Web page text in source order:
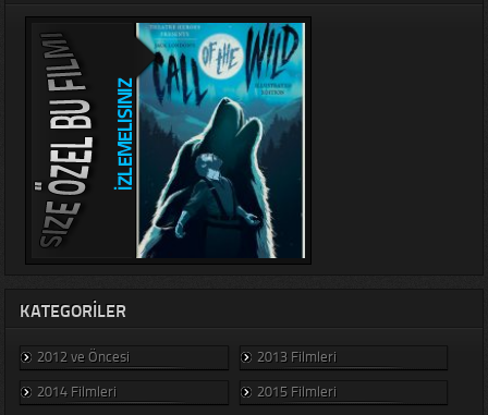
KATEGORILER
2012 ve Öncesi
2013 Filmleri
2014 Filmleri
2015 Filmleri